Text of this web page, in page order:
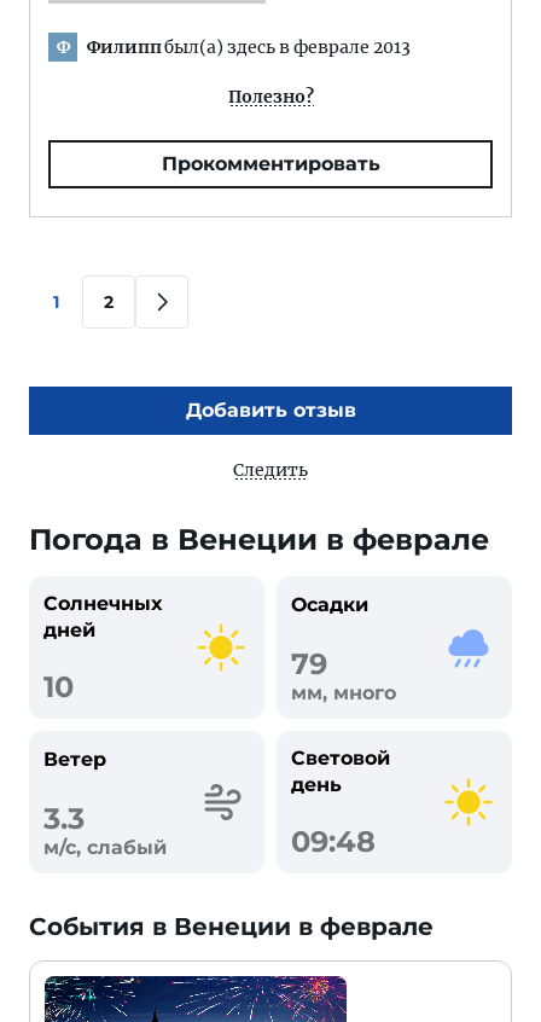
Ф Филиппбыл(а) здесь в феврале 2013
Полезно?
Прокомментировать
1 2
Добавить отзыв
Следить
Погода в Венеции в феврале
Солнечных
дней
10
Осадки
79
мм, много
Ветер
3.3
м/с, слабый
Световой
день
09:48
События в Венеции в феврале